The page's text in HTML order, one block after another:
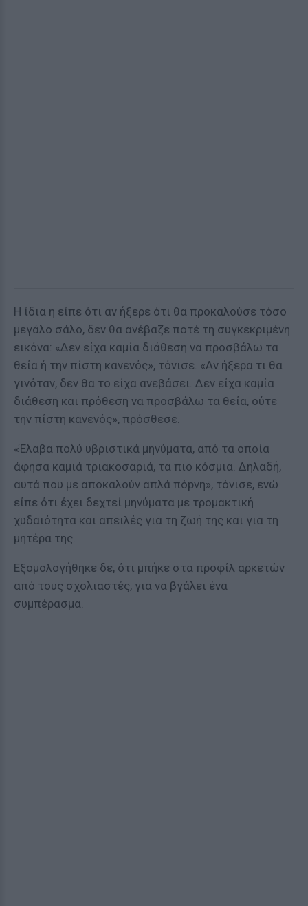
Η ίδια η είπε ότι αν ήξερε ότι θα προκαλούσε τόσο
μεγάλο σάλο, δεν θα ανέβαζε ποτέ τη συγκεκριμένη
εικόνα: «Δεν είχα καμία διάθεση να προσβάλω τα
θεία ή την πίστη κανενός», τόνισε. «Αν ήξερα τι θα
γινόταν, δεν θα το είχα ανεβάσει. Δεν είχα καμία
διάθεση και πρόθεση να προσβάλω τα θεία, ούτε
την πίστη κανενός», πρόσθεσε.
«Έλαβα πολύ υβριστικά μηνύματα, από τα οποία
άφησα καμιά τριακοσαριά, τα πιο κόσμια. Δηλαδή,
αυτά που με αποκαλούν απλά πόpvη», τόνισε, ενώ
είπε ότι έχει δεχτεί μηνύματα με τρομακτική
χυδαιότητα και απειλές για τη ζωή της και για τη
μητέρα της.
Εξομολογήθηκε δε, ότι μπήκε στα προφίλ αρκετών
από τους σχολιαστές, για να βγάλει ένα
συμπέρασμα.